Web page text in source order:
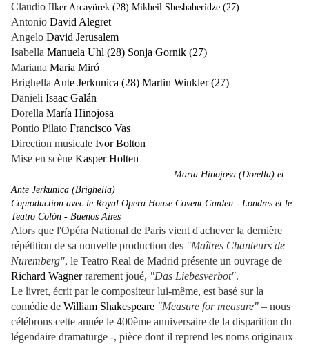
Claudio Ilker Arcayürek (28) Mikheil Sheshaberidze (27)
Antonio David Alegret
Angelo David Jerusalem
Isabella Manuela Uhl (28) Sonja Gornik (27)
Mariana Maria Miró
Brighella Ante Jerkunica (28) Martin Winkler (27)
Danieli Isaac Galán
Dorella María Hinojosa
Pontio Pilato Francisco Vas
Direction musicale Ivor Bolton
Mise en scène Kasper Holten
Maria Hinojosa (Dorella) et
Ante Jerkunica (Brighella)
Coproduction avec le Royal Opera House Covent Garden - Londres et le
Teatro Colón - Buenos Aires
Alors que l'Opéra National de Paris vient d'achever la dernière
répétition de sa nouvelle production des "Maîtres Chanteurs de
Nuremberg", le Teatro Real de Madrid présente un ouvrage de
Richard Wagnerrarement joué, "Das Liebesverbot".
Le livret, écrit par le compositeur lui-même, est basé sur la
comédie de William Shakespeare "Measure for measure" – nous
célébrons cette année le 400ème anniversaire de la disparition du
légendaire dramaturge -, pièce dont il reprend les noms originaux